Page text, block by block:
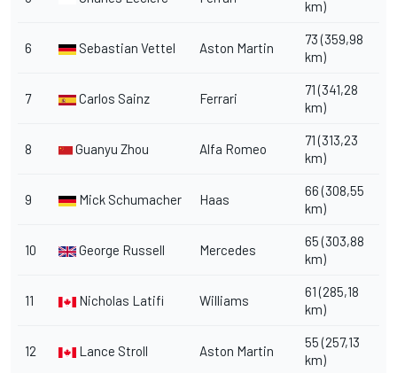
km)
6 Sebastian Vettel Aston Martin
73 (359,98
km)
7 Carlos Sainz Ferrari
71 (341,28
km)
8 Guanyu Zhou Alfa Romeo
71 (313,23
km)
9 Mick Schumacher Haas
66 (308,55
km)
10 George Russell Mercedes
65 (303,88
km)
11 Nicholas Latifi Williams
61 (285,18
km)
12 Lance Stroll Aston Martin
55 (257,13
km)